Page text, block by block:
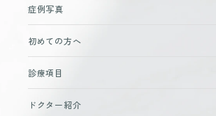
症例写真
初めての方へ
診療項目
ドクター紹介